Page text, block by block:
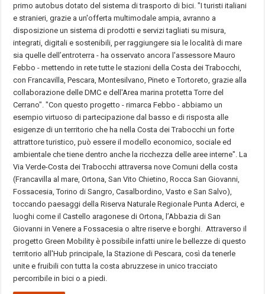
primo autobus dotato del sistema di trasporto di bici. "I turisti italiani
e stranieri, grazie a un'offerta multimodale ampia, avranno a
disposizione un sistema di prodotti e servizi tagliati su misura,
integrati, digitali e sostenibili, per raggiungere sia le località di mare
sia quelle dell’entroterra - ha osservato ancora l'assessore Mauro
Febbo - mettendo in rete tutte le stazioni della Costa dei Trabocchi,
con Francavilla, Pescara, Montesilvano, Pineto e Tortoreto, grazie alla
collaborazione delle DMC e dell'Area marina protetta Torre del
Cerrano". "Con questo progetto - rimarca Febbo - abbiamo un
esempio virtuoso di partecipazione dal basso e di risposta alle
esigenze di un territorio che ha nella Costa dei Trabocchi un forte
attrattore turistico, può essere il modello economico, sociale ed
ambientale che tiene dentro anche la ricchezza delle aree interne". La
Via Verde-Costa dei Trabocchi attraversa nove Comuni della costa
(Francavilla al mare, Ortona, San Vito Chietino, Rocca San Giovanni,
Fossacesia, Torino di Sangro, Casalbordino, Vasto e San Salvo),
toccando paesaggi della Riserva Naturale Regionale Punta Aderci, e
luoghi come il Castello aragonese di Ortona, l’Abbazia di San
Giovanni in Venere a Fossacesia o altre riserve e borghi. Attraverso il
progetto Green Mobility è possibile infatti unire le bellezze di questo
territorio all'Hub principale, la Stazione di Pescara, così da tenerle
unite e fruibili con tutta la costa abruzzese in unico tracciato
percorribile in bici o a piedi.